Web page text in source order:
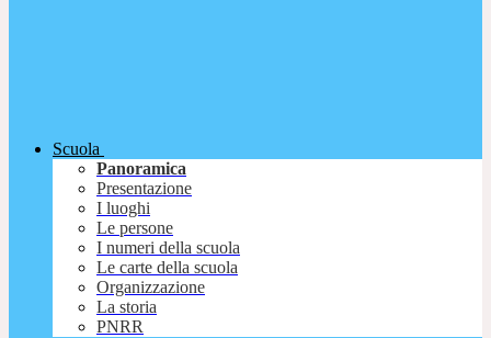
Scuola
Panoramica
Presentazione
I luoghi
Le persone
I numeri della scuola
Le carte della scuola
Organizzazione
La storia
PNRR